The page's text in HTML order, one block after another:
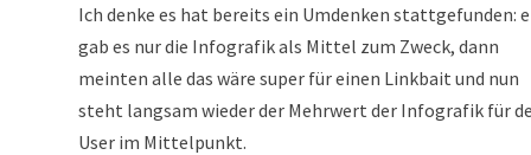
Ich denke es hat bereits ein Umdenken stattgefunden:
gab es nur die Infografik als Mittel zum Zweck, dann
meinten alle das wäre super für einen Linkbait und nun
steht langsam wieder der Mehrwert der Infografik für
User im Mittelpunkt.